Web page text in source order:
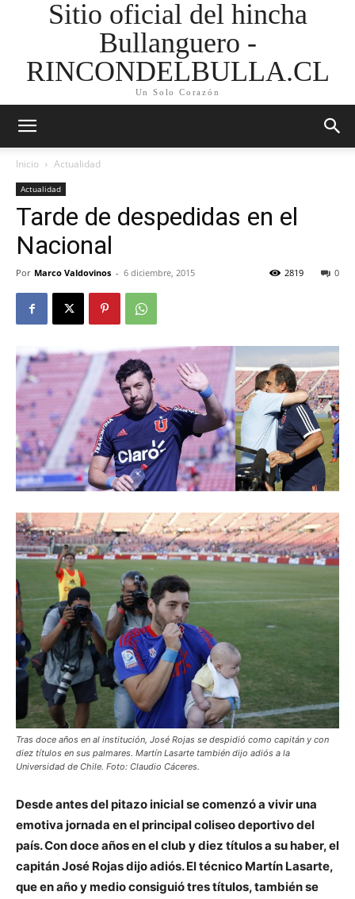
Sitio oficial del hincha
Bullanguero -
RINCONDELBULLA.CL
Un Solo Corazón
Inicio Actualidad
Actualidad
Tarde de despedidas en el
Nacional
Por Marco Valdovinos - 6 diciembre, 2015 0
2819
Tras doce años en al institución, José Rojas se despidió como capitán y con
diez títulos en sus palmares. Martín Lasarte también dijo adiós a la
Universidad de Chile. Foto: Claudio Cáceres.
Desde antes del pitazo inicial se comenzó a vivir una
emotiva jornada en el principal coliseo deportivo del
país. Con doce años en el club y diez títulos a su haber, el
capitán José Rojas dijo adiós. El técnico Martín Lasarte,
que en año y medio consiguió tres títulos, también se